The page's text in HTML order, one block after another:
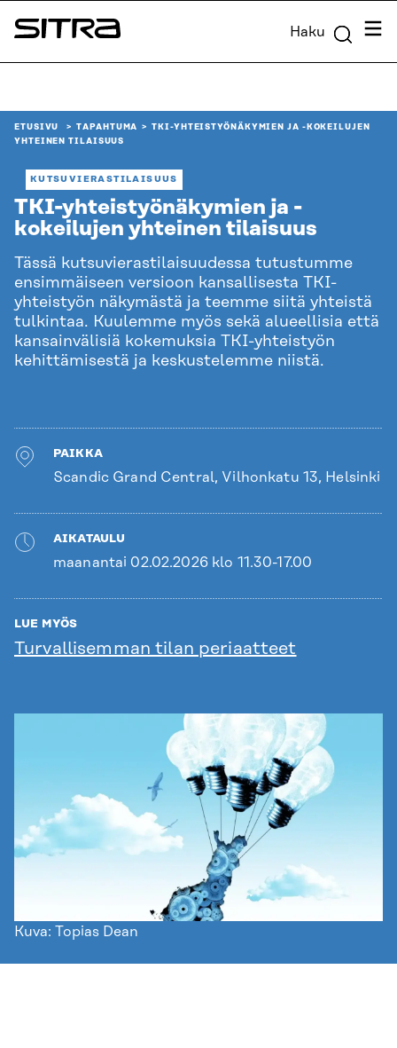
Siirry
suoraan
Sitra Haku
ETUSIVU TAPAHTUMA
TKI-YHTEISTYÖNÄKYMIEN JA -KOKEILUJEN
YHTEINEN TILAISUUS
KUTSUVIERASTILAISUUS
TKI-yhteistyönäkymien ja -
kokeilujen yhteinen tilaisuus
Tässä kutsuvierastilaisuudessa tutustumme
ensimmäiseen versioon kansallisesta TKI-
yhteistyön näkymästä ja teemme siitä yhteistä
tulkintaa. Kuulemme myös sekä alueellisia että
kansainvälisiä kokemuksia TKI-yhteistyön
kehittämisestä ja keskustelemme niistä.
PAIKKA
Scandic Grand Central, Vilhonkatu 13, Helsinki
AIKATAULU
maanantai 02.02.2026 klo 11.30-17.00
LUE MYÖS
Turvallisemman tilan periaatteet
Kuva: Topias Dean